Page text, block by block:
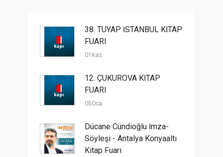
38. TÜYAP İSTANBUL KİTAP
FUARI
01Kas
12. ÇUKUROVA KİTAP
FUARI
05Oca
Dücane Cündioğlu İmza-
Söyleşi - Antalya Konyaaltı
Kitap Fuarı